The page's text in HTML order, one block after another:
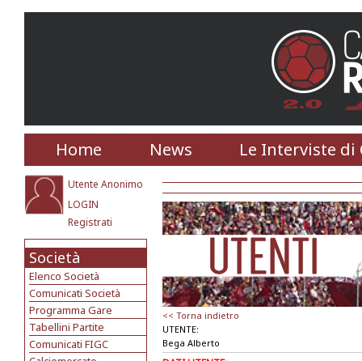
Home News Le Interviste di
Utente Anonimo
LOGIN
Registrati
Società
Elenco Società
Comunicati Società
Programma Gare
Tabellini Partite
Comunicati FIGC
<< Torna indietro
UTENTE:
Bega Alberto